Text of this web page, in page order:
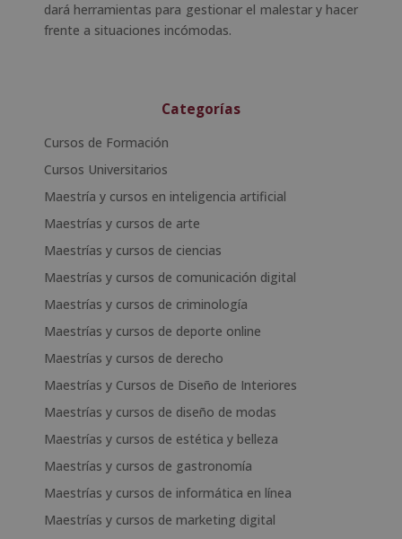
dará herramientas para gestionar el malestar y hacer
frente a situaciones incómodas.
Categorías
Cursos de Formación
Cursos Universitarios
Maestría y cursos en inteligencia artificial
Maestrías y cursos de arte
Maestrías y cursos de ciencias
Maestrías y cursos de comunicación digital
Maestrías y cursos de criminología
Maestrías y cursos de deporte online
Maestrías y cursos de derecho
Maestrías y Cursos de Diseño de Interiores
Maestrías y cursos de diseño de modas
Maestrías y cursos de estética y belleza
Maestrías y cursos de gastronomía
Maestrías y cursos de informática en línea
Maestrías y cursos de marketing digital